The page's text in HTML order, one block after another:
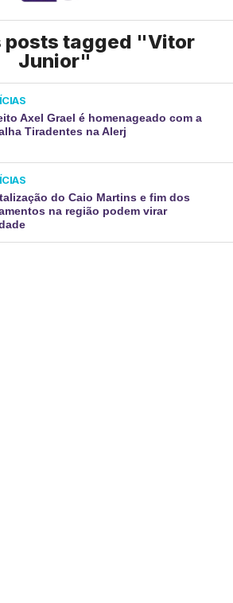
posts tagged "Vitor
Junior"
Axel Grael é homenageado com a
Tiradentes na Alerj
do Caio Martins e fim dos
na região podem virar